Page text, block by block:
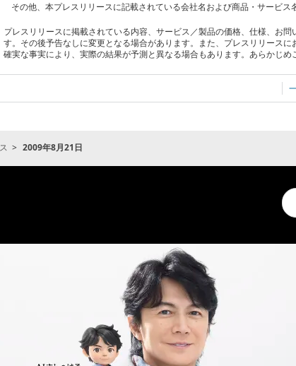
その他、本プレスリリースに記載されている会社名および商品・サービス
プレスリリースに掲載されている内容、サービス／製品の価格、仕様、お
す。その後予告なしに変更となる場合があります。また、プレスリリース
確実な事実により、実際の結果が予測と異なる場合もあります。あらかじめ
2009年8月21日
a